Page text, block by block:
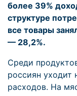
более 39%
структуре
все товары
— 28,2%.
Среди
россиян
расходов. На